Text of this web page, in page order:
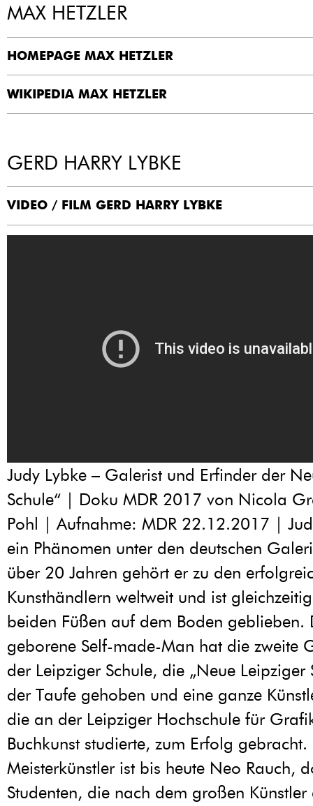
MAX HETZLER
HOMEPAGE MAX HETZLER
WIKIPEDIA MAX HETZLER
GERD HARRY LYBKE
VIDEO / FILM GERD HARRY LYBKE
Judy Lybke – Galerist und Erfinder der
Schule“ | Doku MDR 2017 von Nicola
Pohl | Aufnahme: MDR 22.12.2017 |
ein Phänomen unter den deutschen
über 20 Jahren gehört er zu den
Kunsthändlern weltweit und ist
beiden Füßen auf dem Boden geblieben.
geborene Self-made-Man hat die zweite
der Leipziger Schule, die „Neue Leipziger
der Taufe gehoben und eine ganze
die an der Leipziger Hochschule für
Buchkunst studierte, zum Erfolg gebracht.
Meisterkünstler ist bis heute Neo Rauch,
Studenten, die nach dem großen